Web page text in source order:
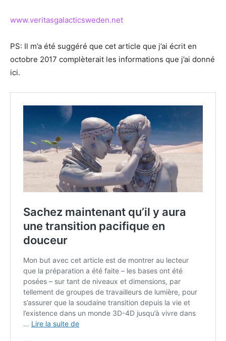
www.veritasgalacticsweden.net
PS: Il m’a été suggéré que cet article que j’ai écrit en
octobre 2017 complèterait les informations que j’ai donné
ici.